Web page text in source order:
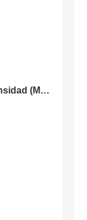
Polietileno de baja densidad (MLLDPE)